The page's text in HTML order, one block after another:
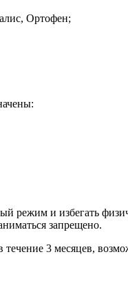
Ортофен;
режим и избегать
запрещено.
течение 3 месяцев,